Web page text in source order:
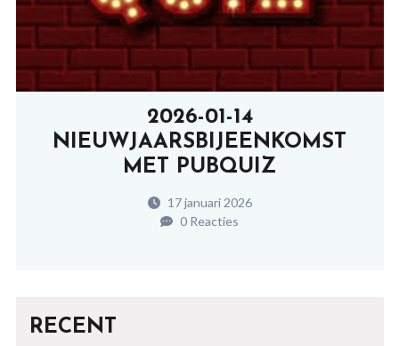
2026-01-14
NIEUWJAARSBIJEENKOMST
MET PUBQUIZ
17 januari 2026
0 Reacties
RECENT